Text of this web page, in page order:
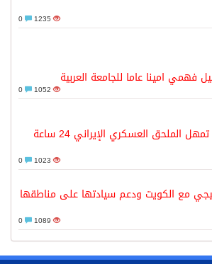
1235
فهمي امينا عاما للجامعة العربية
1052
السعودية تمهل الملحق العسكري الإيراني 24 ساعة
1023
مع الكويت ودعم سيادتها على مناطقها
1089